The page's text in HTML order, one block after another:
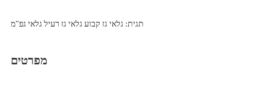
תגית: גלאי גז קבוע גלאי גז רעיל גלאי גפ"מ
מפרטים